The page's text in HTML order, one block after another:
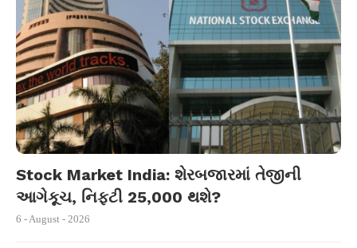
Stock Market India: શેરબજારમાં તેજીની
આગેકૂચ, નિફ્ટી 25,000 થશે?
6 - August - 2026